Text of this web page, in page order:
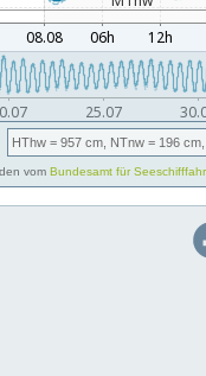
HThw = 957 cm, NTnw = 196 cm,
vom Bundesamt für